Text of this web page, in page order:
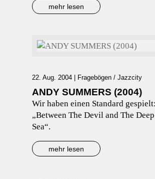
mehr lesen
ANDY SUMMERS (2004)
22. Aug. 2004 | Fragebögen / Jazzcity
Wir haben einen Standard gespielt:
„Between The Devil and The
Sea“.
mehr lesen